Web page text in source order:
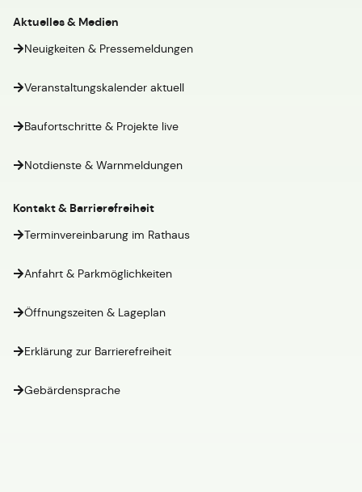
Aktuelles & Medien
Neuigkeiten & Pressemeldungen
Veranstaltungskalender aktuell
Baufortschritte & Projekte live
Notdienste & Warnmeldungen
Kontakt & Barrierefreiheit
Terminvereinbarung im Rathaus
Anfahrt & Parkmöglichkeiten
Öffnungszeiten & Lageplan
Erklärung zur Barrierefreiheit
Gebärdensprache